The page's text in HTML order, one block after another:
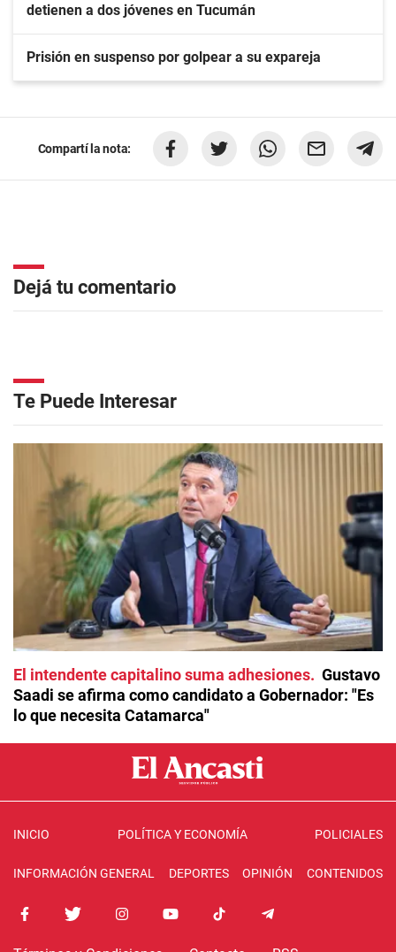
detienen a dos jóvenes en Tucumán
Prisión en suspenso por golpear a su expareja
Compartí la nota:
Dejá tu comentario
Te Puede Interesar
El intendente capitalino suma adhesiones
Gustavo
Saadi se afirma como candidato a Gobernador: "Es
lo que necesita Catamarca"
INICIO POLÍTICA Y ECONOMÍA POLICIALES
INFORMACIÓN GENERAL DEPORTES OPINIÓN CONTENIDOS